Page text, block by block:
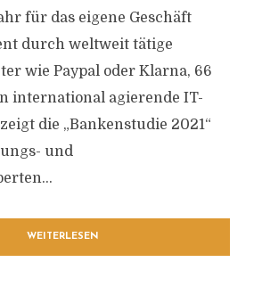
für das eigene Geschäft
durch weltweit tätige
wie Paypal oder Klarna, 66
international agierende IT-
die „Bankenstudie 2021“
und
WEITERLESEN